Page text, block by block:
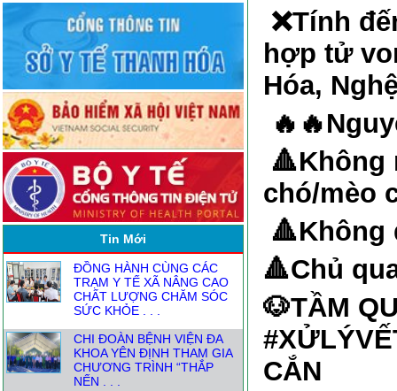
Tin Mới
NGƯỜI ĐĂNG KÝ THỰC
HÀNH KHÁM CHỮA BỆNH
TỪ1.8
ĐỒNG HÀNH CÙNG CÁC
TRẠM Y TẾ XÃ NÂNG CAO
CHẤT LƯỢNG CHĂM SÓC
SỨC KHỎE . . .
CHI ĐOÀN BỆNH VIỆN ĐA
KHOA YÊN ĐỊNH THAM GIA
CHƯƠNG TRÌNH “THẮP
NẾN . . .
❌Tính
hợp tử
Hóa,
🔥🔥
🔺Không
chó/mèo
🔺Không
🔺Chủ
🐶TẦM
CẮN